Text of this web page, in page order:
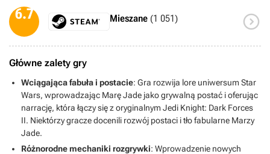
6.7 Mieszane (1 051) 
Główne zalety gry
Wciągająca fabuła i postacie: Gra rozwija lore uniwersum Star
Wars, wprowadzając Marę Jade jako grywalną postać i oferując
narrację, która łączy się z oryginalnym Jedi Knight: Dark Forces
II. Niektórzy gracze docenili rozwój postaci i tło fabularne Marzy
Jade.
Różnorodne mechaniki rozgrywki: Wprowadzenie nowych